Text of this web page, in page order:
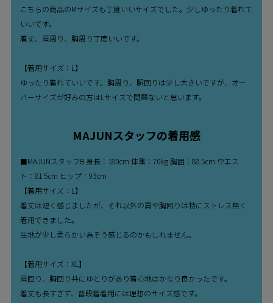
こちらの商品のMサイズも丁度いいサイズでした。少しゆったり着れて
いいです。
着丈、肩周り、胸周り丁度いいです。
【着用サイズ：L】
ゆったり着れていいです。胸周り、胴回りは少し大きいですが、オー
バーサイズが好みの方はLサイズで問題ないと思います。
MAJUNスタッフの着用感
■MAJUNスタッフB 身長：180cm 体重：70kg 胸囲：88.5cm ウエス
ト：81.5cm ヒップ：93cm
【着用サイズ：L】
着丈は短く感じましたが、それ以外の肩や胸回りは特にストレス無く
着用できました。
生地が少し柔らかい為そう感じるのかもしれません。
【着用サイズ：XL】
肩回り、胸回り共にゆとりがあり着心地はかなり良かったです。
着丈も長すぎず、普段着着用には理想のサイズ感です。